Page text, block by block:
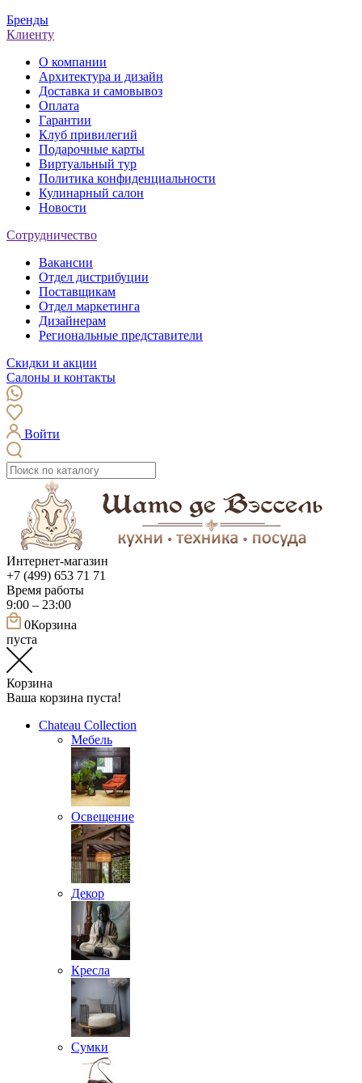
Бренды
Клиенту
О компании
Архитектура и дизайн
Доставка и самовывоз
Оплата
Гарантии
Клуб привилегий
Подарочные карты
Виртуальный тур
Политика конфиденциальности
Кулинарный салон
Новости
Сотрудничество
Вакансии
Отдел дистрибуции
Поставщикам
Отдел маркетинга
Дизайнерам
Региональные представители
Скидки и акции
Салоны и контакты
Войти
Интернет-магазин
+7 (499) 653 71 71
Время работы
9:00 – 23:00
0Корзина
пуста
Корзина
Ваша корзина пуста!
Chateau Collection
Мебель
Освещение
Декор
Кресла
Сумки